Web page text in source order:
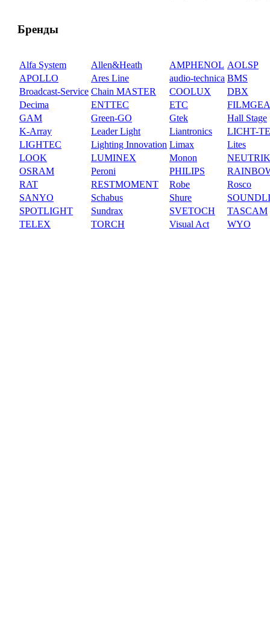
Бренды
Alfa System Allen&Heath AMPHENOL AOLSP
APOLLO
Ares Line audio-technica BMS
Broadcast-Service Chain MASTER COOLUX
DBX
Decima
ENTTEC ETC
GAM
Green-GO Gtek
Hall Stage
K-Array
Leader Light Liantronics
LICHT-
LIGHTEC
Lighting Innovation Limax
Lites
LOOK
LUMINEX Monon
NEUTRIK
OSRAM
Peroni PHILIPS
RAT
RESTMOMENT Robe
Rosco
SANYO
Schabus Shure
SPOTLIGHT
Sundrax SVETOCH
TASCAM
TELEX
TORCH Visual Act WYO